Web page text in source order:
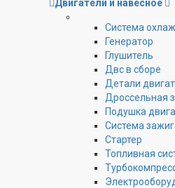
Двигатели и навесное
Cистема
Генератор
Глушитель
Двс в сборе
Детали
Дроссельная
Подушка
Система
Стартер
Топливная